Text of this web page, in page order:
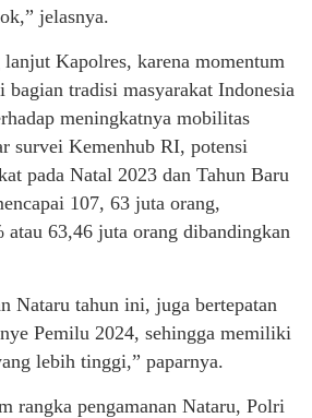
jelasnya.
Kapolres, karena momentum
bagian tradisi masyarakat Indonesia
meningkatnya mobilitas
survei Kemenhub RI, potensi
pada Natal 2023 dan Tahun Baru
107, 63 juta orang,
atau 63,46 juta orang dibandingkan
Nataru tahun ini, juga bertepatan
Pemilu 2024, sehingga memiliki
lebih tinggi,” paparnya.
rangka pengamanan Nataru, Polri